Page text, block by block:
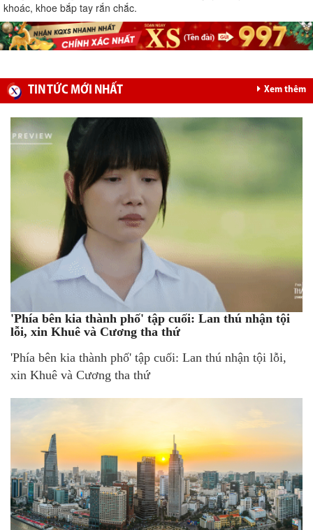
khoác, khoe bắp tay rắn chắc.
TIN TỨC MỚI NHẤT Xem thêm
'Phía bên kia thành phố' tập cuối: Lan thú nhận tội
lỗi, xin Khuê và Cương tha thứ
'Phía bên kia thành phố' tập cuối: Lan thú nhận tội lỗi,
xin Khuê và Cương tha thứ